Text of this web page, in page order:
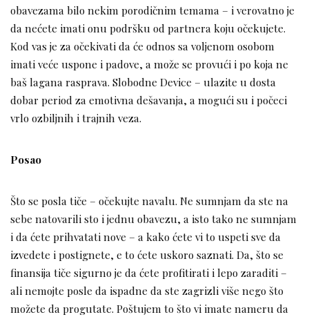
obavezama bilo nekim porodičnim temama – i verovatno je
da nećete imati onu podršku od partnera koju očekujete.
Kod vas je za očekivati da će odnos sa voljenom osobom
imati veće uspone i padove, a može se provući i po koja ne
baš lagana rasprava. Slobodne Device – ulazite u dosta
dobar period za emotivna dešavanja, a mogući su i počeci
vrlo ozbiljnih i trajnih veza.
Posao
Što se posla tiče – očekujte navalu. Ne sumnjam da ste na
sebe natovarili sto i jednu obavezu, a isto tako ne sumnjam
i da ćete prihvatati nove – a kako ćete vi to uspeti sve da
izvedete i postignete, e to ćete uskoro saznati. Da, što se
finansija tiče sigurno je da ćete profitirati i lepo zaraditi –
ali nemojte posle da ispadne da ste zagrizli više nego što
možete da progutate. Poštujem to što vi imate nameru da